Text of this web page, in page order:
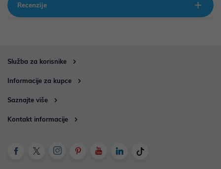
Recenzije
Služba za korisnike
Informacije za kupce
Saznajte više
Kontakt informacije